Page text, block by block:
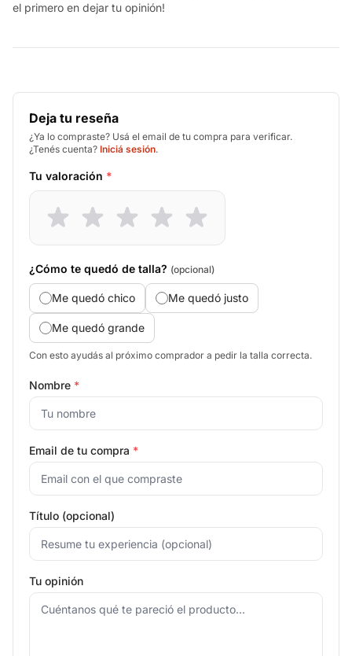
el primero en dejar tu opinión!
Deja tu reseña
¿Ya lo compraste? Usá el email de tu compra para verificar.
¿Tenés cuenta? Iniciá sesión.
Tu valoración *
¿Cómo te quedó de talla? (opcional)
Me quedó chico Me quedó justo
Me quedó grande
Con esto ayudás al próximo comprador a pedir la talla correcta.
Nombre *
Email de tu compra *
Título (opcional)
Tu opinión